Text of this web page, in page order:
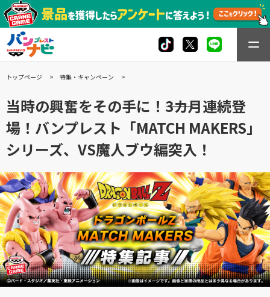
トップページ 特集・キャンペーン
当時の興奮をその手に！――3カ月連続登
場！バンプレスト「MATCH MAKERS」
シリーズ、VS魔人ブウ編突入！